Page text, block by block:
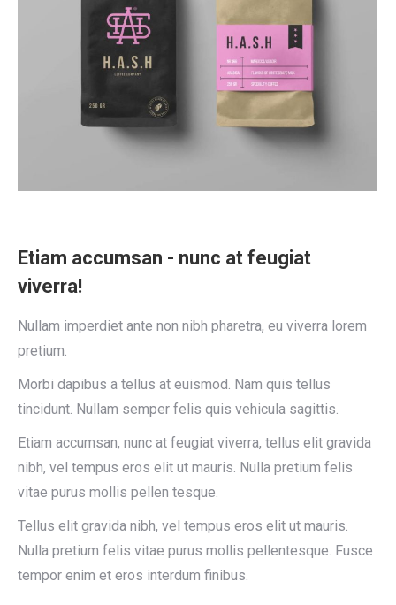
Etiam accumsan - nunc at feugiat
viverra!
Nullam imperdiet ante non nibh pharetra, eu viverra lorem
pretium.
Morbi dapibus a tellus at euismod. Nam quis tellus
tincidunt. Nullam semper felis quis vehicula sagittis.
Etiam accumsan, nunc at feugiat viverra, tellus elit gravida
nibh, vel tempus eros elit ut mauris. Nulla pretium felis
vitae purus mollis pellen tesque.
Tellus elit gravida nibh, vel tempus eros elit ut mauris.
Nulla pretium felis vitae purus mollis pellentesque. Fusce
tempor enim et eros interdum finibus.